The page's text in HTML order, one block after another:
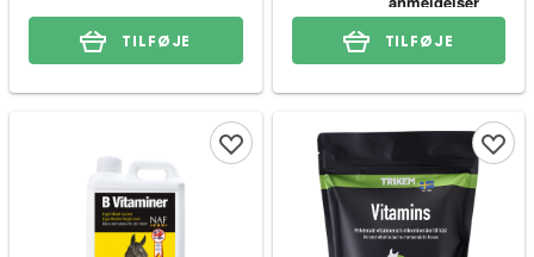
TILFØJE TILFØJE